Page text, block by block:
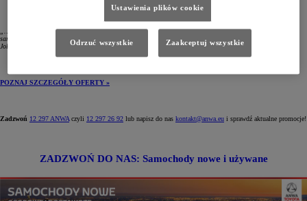
„…Kupuję zawsze samochody z wyprzedaży rocznika. Można na tym realnie zaoszczędzić. Im droższy
samochód, tym większa oszczędność…”
Jola, Toyota Avensis
POZNAJ SZCZEGÓŁY OFERTY »
Zadzwoń 12 297 ANWA czyli 12 297 26 92 lub napisz do nas kontakt@anwa.eu i sprawdź aktualne promocje!
ZADZWOŃ DO NAS: Samochody nowe i używane
Ustawienia plików cookie
Odrzuć wszystkie Zaakceptuj wszystkie